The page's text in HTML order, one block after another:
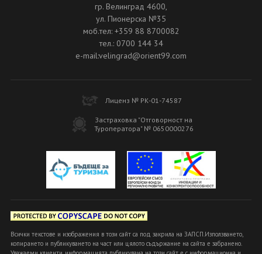
гр. Велинград 4600,
ул. Пионерска №35
моб.тел: +359 88 8700082
тел.: 0700 144 34
e-mail:velingrad@orient99.com
Лиценз № РК-01-74587
Застраховка "Отговорност на
Туроператора" № 0650000276
Всички текстове и изображения в този сайт са под закрила на ЗАПСП.Използването,
копирането и публикуването на част или цялото съдържание на сайта е забранено.